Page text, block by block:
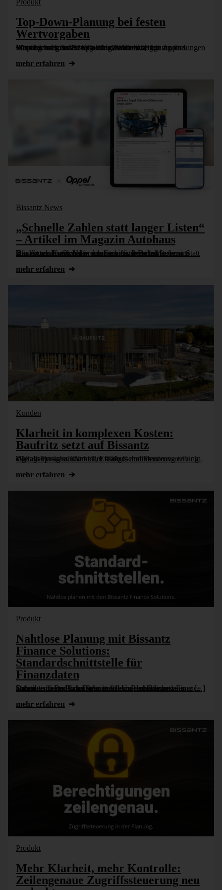
Produkt
Top-Down-Planung bei festen
Wertvorgaben
Mit dem integrierten Splashing, Wertweiterleitung und Wertfixierung lassen sich viele Anforderungen an die Planung in DeltaMaster ohne datenbankseitige Anpassungen simpel umsetzen. Häufig erfordert die [...]
mehr erfahren
Bissantz News
„Schnelle Zahlen statt langer Listen“
– Artikel im Magazin Autohaus
Das Autohaus Oppel in Ansbach nutzt DeltaMaster von Bissantz, um sein Unternehmen effizienter zu steuern. Statt komplexer Excel-Auswertungen genügen heute wenige Klicks, um Kennzahlen aus Service, Personal [...]
mehr erfahren
Kunden
Klarheit in komplexen Kosten:
Baufritz setzt auf Bissantz
Wie ein Fertighaushersteller seine Gemeinkostenverteilung digitalisiert – und mit einem maßgeschneiderten Umlagenprozess Klarheit, Effizienz und Steuerung erreicht.
mehr erfahren
Produkt
Nahtlose Planung mit Bissantz
Finance Solutions:
Standardschnittstelle für
Finanzdaten
Eine integrierte Planung braucht eine einheitliche Datenbasis. Dank der Schnittstelle zu den Bissantz Finance Solutions lassen sich Daten aus dem Rechnungswesen automatisch und konsistent in die Unternehmensplanung [...]
mehr erfahren
Produkt
Mehr Klarheit, mehr Kontrolle:
Zeilengenaue Zugriffssteuerung neu